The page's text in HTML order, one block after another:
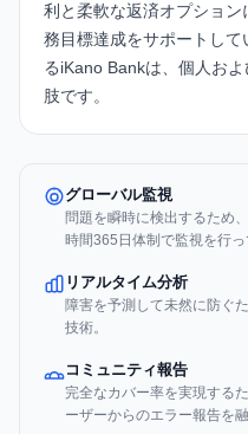
利と柔軟な返済オプショ
務目標達成をサポートし
るiKano Bankは、個人お
肢です。
グローバル監視
問題を瞬時に検出するため
時間365日体制で監視を行っ
リアルタイム分析
障害を予測して未然に防ぐ
技術。
コミュニティ報告
完全なカバー率を実現する
ーザーからのエラー報告を